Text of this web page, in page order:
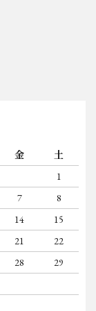
金
土
1
7
8
14
15
21
22
28
29